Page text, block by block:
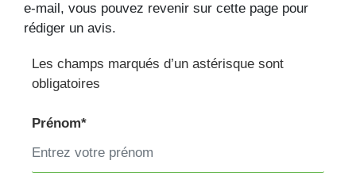
e-mail, vous pouvez revenir sur cette page pour
rédiger un avis.
Les champs marqués d’un astérisque sont
obligatoires
Prénom*